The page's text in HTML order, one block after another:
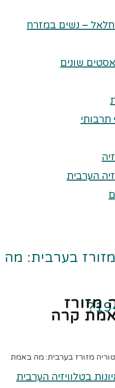
– נשים במזרח
שונים
הערבית
בערבית: מה
מזורז בערבית: מה באמת
מזורז
קרה
בטלוויזיה הערבית